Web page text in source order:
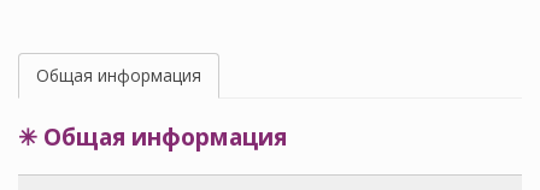
Общая информация
✳ Общая информация